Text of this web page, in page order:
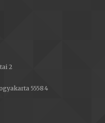
2
55584